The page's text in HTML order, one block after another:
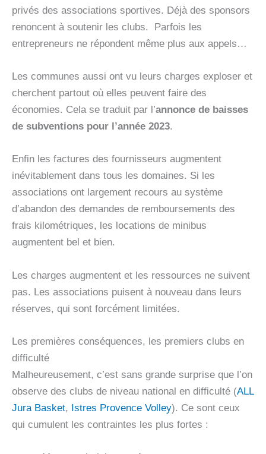
privés des associations sportives. Déjà des sponsors
renoncent à soutenir les clubs. Parfois les
entrepreneurs ne répondent même plus aux appels…
Les communes aussi ont vu leurs charges exploser et
cherchent partout où elles peuvent faire des
économies. Cela se traduit par l’annonce de baisses
de subventions pour l’année 2023.
Enfin les factures des fournisseurs augmentent
inévitablement dans tous les domaines. Si les
associations ont largement recours au système
d’abandon des demandes de remboursements des
frais kilométriques, les locations de minibus
augmentent bel et bien.
Les charges augmentent et les ressources ne suivent
pas. Les associations puisent à nouveau dans leurs
réserves, qui sont forcément limitées.
Les premières conséquences, les premiers clubs en
difficulté
Malheureusement, c’est sans grande surprise que l’on
observe des clubs de niveau national en difficulté (ALL
Jura Basket, Istres Provence Volley). Ce sont ceux
qui cumulent les contraintes les plus fortes :